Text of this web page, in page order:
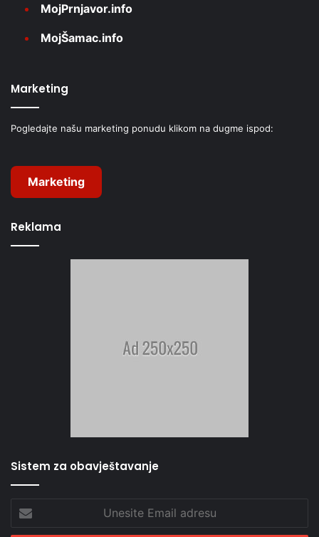
MojPrnjavor.info
MojŠamac.info
Marketing
Pogledajte našu marketing ponudu klikom na dugme ispod:
Marketing
Reklama
Sistem za obavještavanje
Email